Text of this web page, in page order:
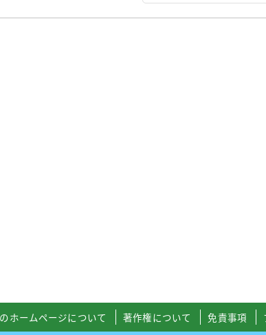
ホームページについて 著作権について 免責事項